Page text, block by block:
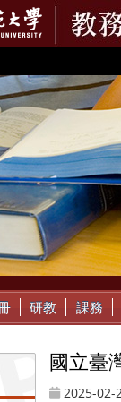
研教 課務
國立臺
2025-02-